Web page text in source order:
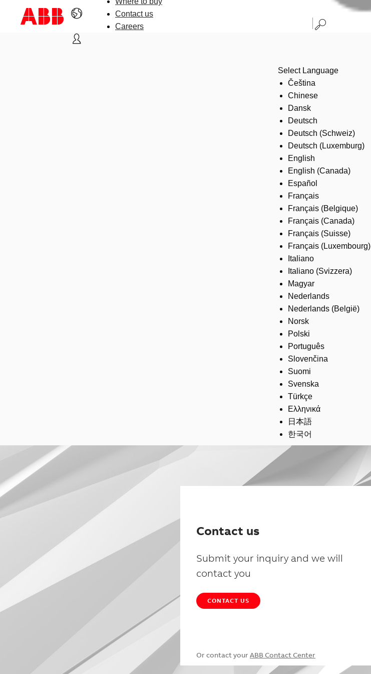
Contact us
Careers
Select Language
Čeština
Chinese
Dansk
Deutsch
Deutsch (Schweiz)
Deutsch (Luxemburg)
English
English (Canada)
Español
Français
Français (Belgique)
Français (Canada)
Français (Suisse)
Français (Luxembourg)
Italiano
Italiano (Svizzera)
Magyar
Nederlands
Nederlands (België)
Norsk
Polski
Português
Slovenčina
Suomi
Svenska
Türkçe
Ελληνικά
日本語
한국어
Contact us
Submit your inquiry and we will
contact you
CONTACT US
Or contact your ABB Contact Center